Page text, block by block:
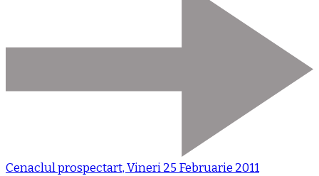
Cenaclul prospectart, Vineri 25 Februarie 2011